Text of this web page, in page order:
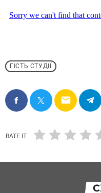
ГІСТЬ СТУДІЇ
email
RATE IT